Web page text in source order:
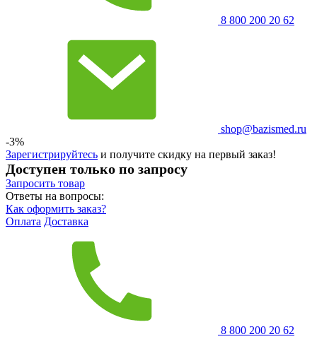
8 800 200 20 62
shop@bazismed.ru
-3%
Зарегистрируйтесь и получите скидку на первый заказ!
Доступен только по запросу
Запросить товар
Ответы на вопросы:
Как оформить заказ?
Оплата Доставка
8 800 200 20 62